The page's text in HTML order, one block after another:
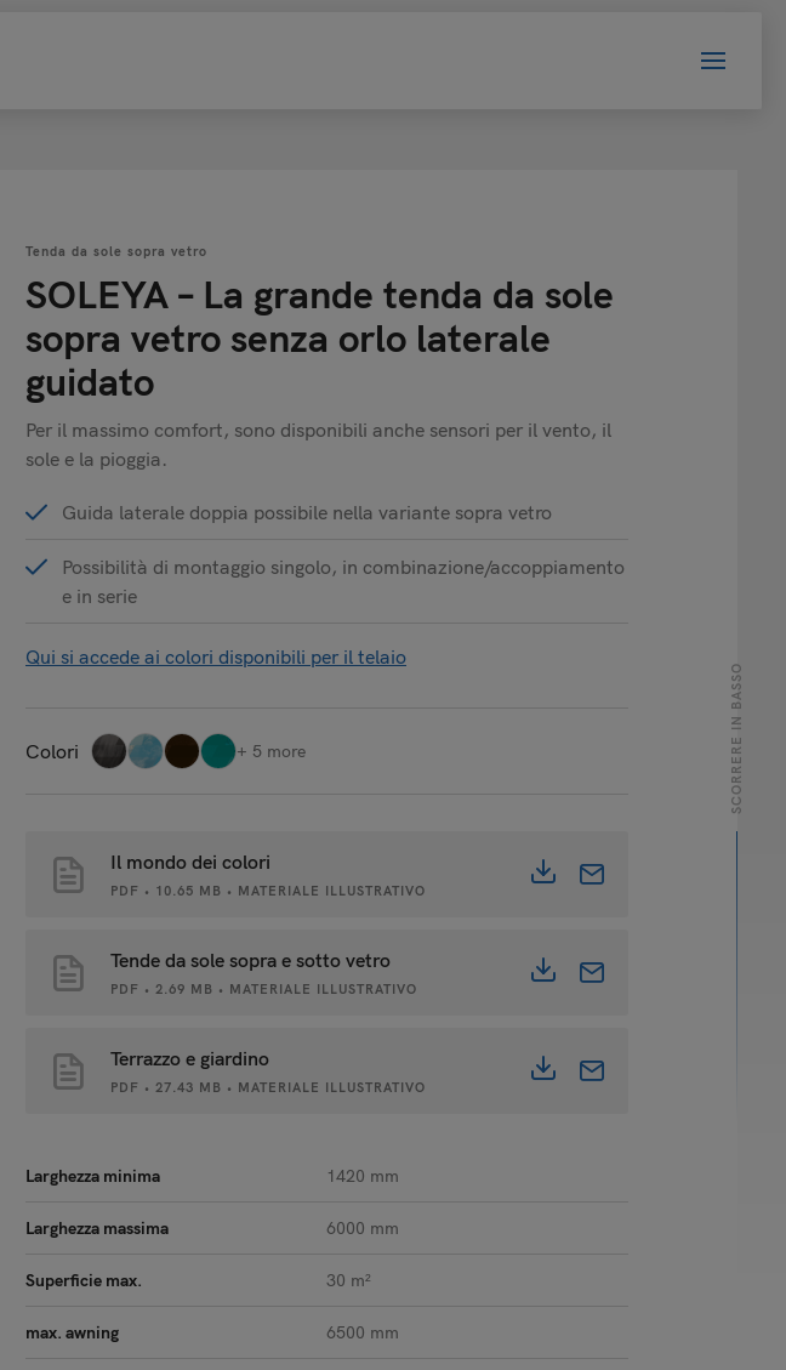
Tenda da sole sopra vetro
SOLEYA – La grande tenda da sole
sopra vetro senza orlo laterale
guidato
Per il massimo comfort, sono disponibili anche sensori per il vento, il
sole e la pioggia.
Guida laterale doppia possibile nella variante sopra vetro
Possibilità di montaggio singolo, in combinazione/accoppiamento
e in serie
Qui si accede ai colori disponibili per il telaio
Colori + 5 more
Il mondo dei colori
PDF • 10.65 MB • MATERIALE ILLUSTRATIVO
Tende da sole sopra e sotto vetro
PDF • 2.69 MB • MATERIALE ILLUSTRATIVO
Terrazzo e giardino
PDF • 27.43 MB • MATERIALE ILLUSTRATIVO
Larghezza minima 1420 mm
Larghezza massima 6000 mm
Superficie max. 30 m²
max. awning 6500 mm
SCORRERE IN BASSO